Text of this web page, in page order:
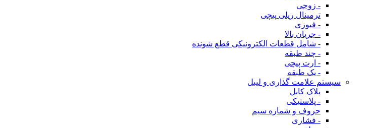
- زوجی
ترمینال ریلی پیچی
- فیوزی
- جریان بالا
- شامل قطعات الکترونیکی قطع شونده
- چند طبقه
- ارت پیچی
- یک طبقه
سیستم علامت گذاری و لیبل
پلاک کابل
- پلاستیکی
حروف و شماره سیم
- فشاری